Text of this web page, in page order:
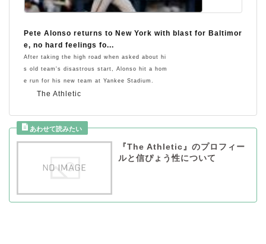
The Athletic
Pete Alonso returns to New York with blast for Baltimor
e, no hard feelings fo...
After taking the high road when asked about hi
s old team's disastrous start, Alonso hit a hom
e run for his new team at Yankee Stadium.
『The Athletic』のプロフィー
ルと信ぴょう性について